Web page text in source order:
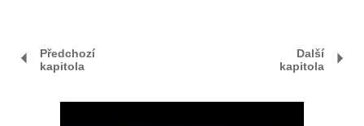
Předchozí
kapitola
Další
kapitola